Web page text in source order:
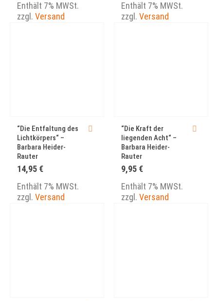
Enthält 7% MWSt.
zzgl. Versand
Enthält 7% MWSt.
zzgl. Versand
“Die Entfaltung des
Lichtkörpers“ –
Barbara Heider-
Rauter
14,95 €
Enthält 7% MWSt.
zzgl. Versand
“Die Kraft der
liegenden Acht“ –
Barbara Heider-
Rauter
9,95 €
Enthält 7% MWSt.
zzgl. Versand